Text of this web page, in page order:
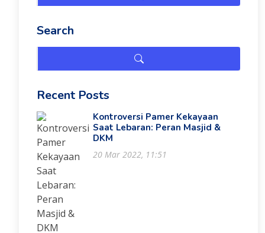
Search
Recent Posts
Kontroversi Pamer Kekayaan
Saat Lebaran: Peran Masjid &
DKM
20 Mar 2022, 11:51